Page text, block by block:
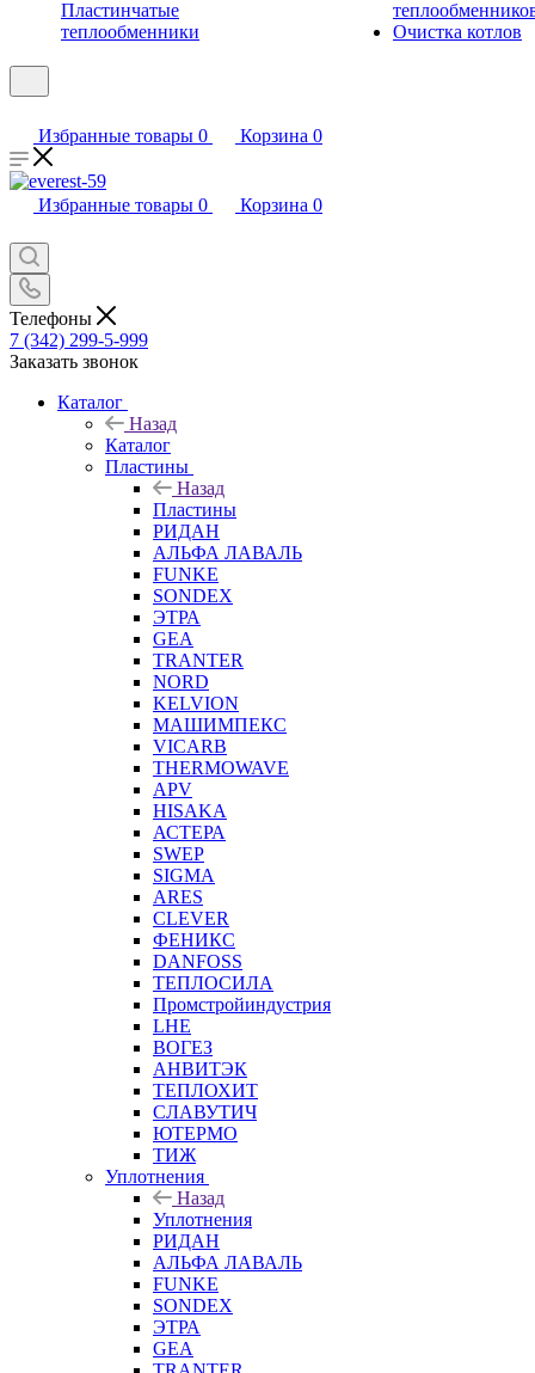
Пластинчатые
теплообменники
Очистка котлов
Избранные товары 0 Корзина 0
Избранные товары 0 Корзина 0
Телефоны
7 (342) 299-5-999
Заказать звонок
Каталог
Назад
Каталог
Пластины
Назад
Пластины
РИДАН
АЛЬФА ЛАВАЛЬ
FUNKE
SONDEX
ЭТРА
GEA
TRANTER
NORD
KELVION
МАШИМПЕКС
VICARB
THERMOWAVE
APV
HISAKA
АСТЕРА
SWEP
SIGMA
ARES
CLEVER
ФЕНИКС
DANFOSS
ТЕПЛОСИЛА
Промстройиндустрия
LHE
ВОГЕЗ
АНВИТЭК
ТЕПЛОХИТ
СЛАВУТИЧ
ЮТЕРМО
ТИЖ
Уплотнения
Назад
Уплотнения
РИДАН
АЛЬФА ЛАВАЛЬ
FUNKE
SONDEX
ЭТРА
GEA